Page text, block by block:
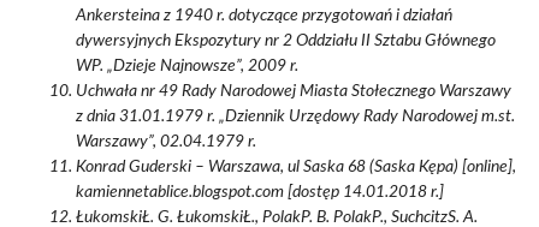
Ankersteina z 1940 r. dotyczące przygotowań i działań
dywersyjnych Ekspozytury nr 2 Oddziału II Sztabu Głównego
WP. „Dzieje Najnowsze”, 2009 r.
Uchwała nr 49 Rady Narodowej Miasta Stołecznego Warszawy
z dnia 31.01.1979 r. „Dziennik Urzędowy Rady Narodowej m.st.
Warszawy”, 02.04.1979 r.
Konrad Guderski – Warszawa, ul Saska 68 (Saska Kępa) [online],
kamiennetablice.blogspot.com [dostęp 14.01.2018 r.]
ŁukomskiŁ. G. ŁukomskiŁ., PolakP. B. PolakP., SuchcitzS. A.